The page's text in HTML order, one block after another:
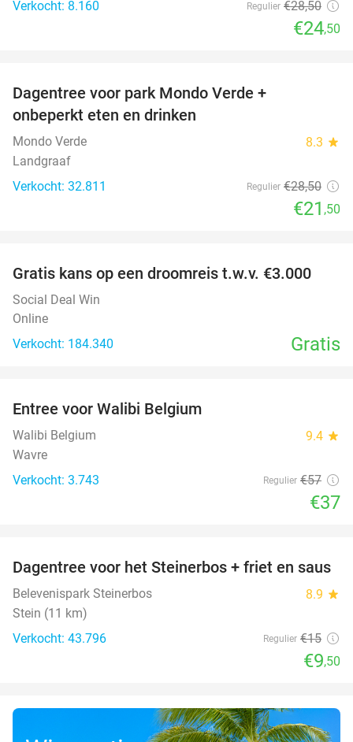
Verkocht: 8.160
Regulier €28,50
€24,50
Dagentree voor park Mondo Verde +
onbeperkt eten en drinken
Mondo Verde 8.3 star
Landgraaf
Verkocht: 32.811
Regulier €28,50
€21 ,50
Gratis kans op een droomreis t.w.v. €3.000
Social Deal Win
Online
Verkocht: 184.340
Gratis
Entree voor Walibi Belgium
Walibi Belgium 9.4 star
Wavre
Verkocht: 3.743
Regulier €57
€37
37%
Dagentree voor het Steinerbos + friet en saus
Belevenispark Steinerbos 8.9 star
Stein (11 km)
Verkocht: 43.796
Regulier €15
€9,50